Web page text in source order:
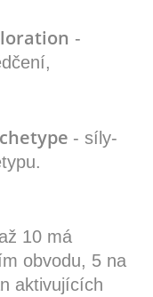
-
- síly-
10 má
obvodu, 5 na
aktivujících